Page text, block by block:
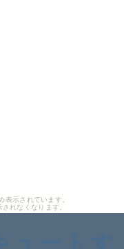
示されています。
れなくなります。